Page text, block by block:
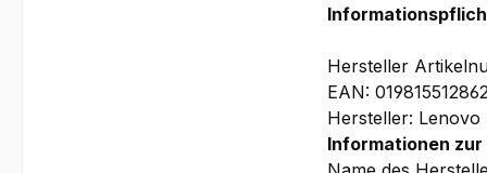
(beinhaltet u.a.
Depot/Bring-In-
Bilder und
Wir bitten Sie zu
Hersteller
EAN:
Hersteller: Lenovo
Informationen